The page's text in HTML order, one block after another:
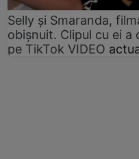
Selly și Smaranda,
obișnuit. Clipul cu ei a
pe TikTok VIDEO